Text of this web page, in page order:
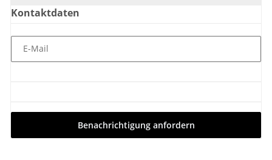
Kontaktdaten
E-Mail
Benachrichtigung anfordern